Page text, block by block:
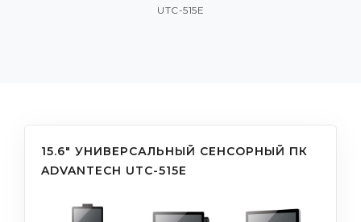
UTC-515E
15.6" УНИВЕРСАЛЬНЫЙ СЕНСОРНЫЙ ПК
ADVANTECH UTC-515E